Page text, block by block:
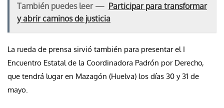
También puedes leer — Participar para transformar
y abrir caminos de justicia
La rueda de prensa sirvió también para presentar el I
Encuentro Estatal de la Coordinadora Padrón por Derecho,
que tendrá lugar en Mazagón (Huelva) los días 30 y 31 de
mayo.